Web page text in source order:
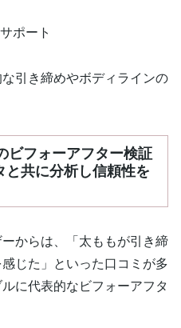
ポート
引き締めやボディラインの
ビフォーアフター検証
共に分析し信頼性を
からは、「太ももが引き締
じた」といった口コミが多
に代表的なビフォーアフタ